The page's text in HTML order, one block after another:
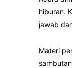
hiburan.
jawab
Materi